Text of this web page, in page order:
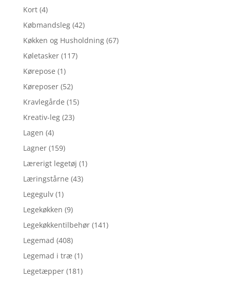
Kort (4)
Købmandsleg (42)
Køkken og Husholdning (67)
Køletasker (117)
Kørepose (1)
Køreposer (52)
Kravlegårde (15)
Kreativ-leg (23)
Lagen (4)
Lagner (159)
Lærerigt legetøj (1)
Læringstårne (43)
Legegulv (1)
Legekøkken (9)
Legekøkkentilbehør (141)
Legemad (408)
Legemad i træ (1)
Legetæpper (181)